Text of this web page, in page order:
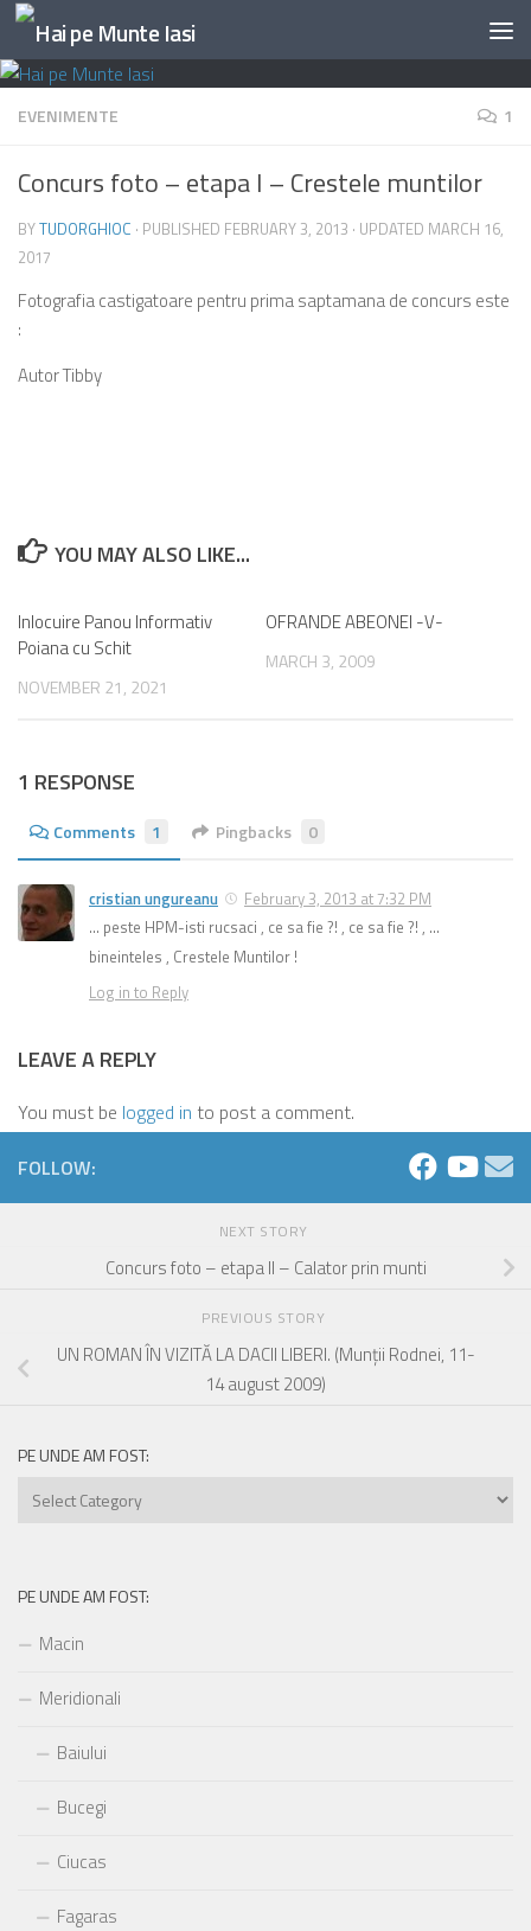
Skip to content
EVENIMENTE 1
Concurs foto – etapa I – Crestele muntilor
BYTUDORGHIOC · PUBLISHED FEBRUARY 3, 2013 · UPDATED MARCH 16,
2017
Fotografia castigatoare pentru prima saptamana de concurs este
:
Autor Tibby
YOU MAY ALSO LIKE...
Inlocuire Panou Informativ
Poiana cu Schit
NOVEMBER 21, 2021
OFRANDE ABEONEI -V-
MARCH 3, 2009
1 RESPONSE
Comments 1 Pingbacks 0
cristian ungureanu
February 3, 2013 at 7:32 PM
… peste HPM-isti rucsaci , ce sa fie ?! , ce sa fie ?! , …
bineinteles , Crestele Muntilor !
Log in to Reply
LEAVE A REPLY
You must be logged in to post a comment.
FOLLOW:
NEXT STORY
Concurs foto – etapa II – Calator prin munti
PREVIOUS STORY
UN ROMAN ÎN VIZITĂ LA DACII LIBERI. (Munţii Rodnei, 11-
14 august 2009)
PE UNDE AM FOST:
Pe
PE UNDE AM FOST:
Macin
Meridionali
Baiului
Bucegi
Ciucas
Fagaras